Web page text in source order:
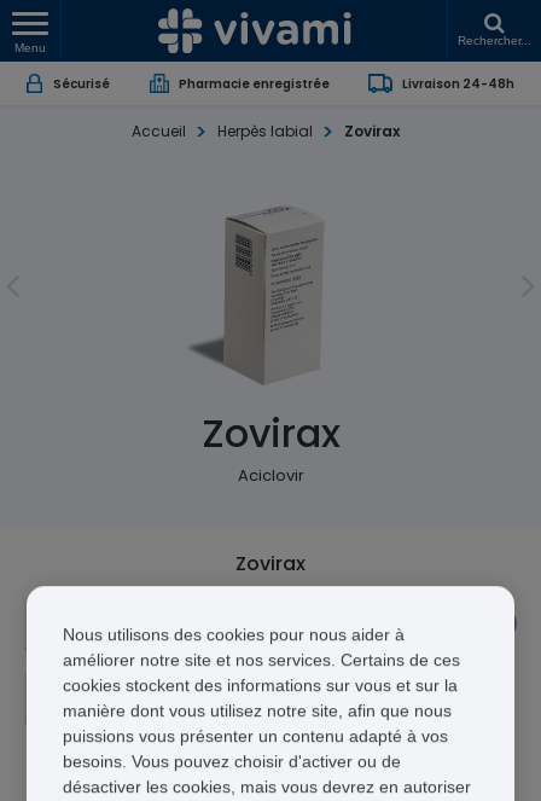
Menu
Rechercher...
Sécurisé Pharmacie enregistrée Livraison 24-48h
Accueil Herpès labial Zovirax
Zovirax
Aciclovir
Zovirax
5%
2G CRÈME - 77,95 €
77,95 €
+ Livraison 24-48h
Nous utilisons des cookies pour nous aider à
améliorer notre site et nos services. Certains de ces
cookies stockent des informations sur vous et sur la
manière dont vous utilisez notre site, afin que nous
puissions vous présenter un contenu adapté à vos
besoins. Vous pouvez choisir d'activer ou de
désactiver les cookies, mais vous devrez en autoriser